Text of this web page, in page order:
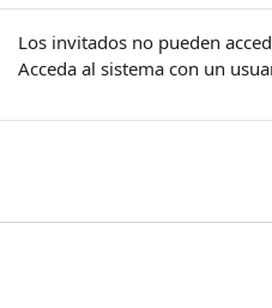
Los invitados no pueden
Acceda al sistema con un